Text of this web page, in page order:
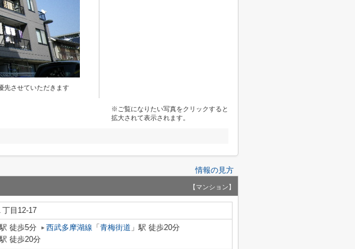
先させていただきます
※ご覧になりたい写真をクリックすると
拡大されて表示されます。
情報の見方
【マンション】
丁目12-17
徒歩5分 西武多摩湖線 「 青梅街道 」駅 徒歩20分
徒歩20分